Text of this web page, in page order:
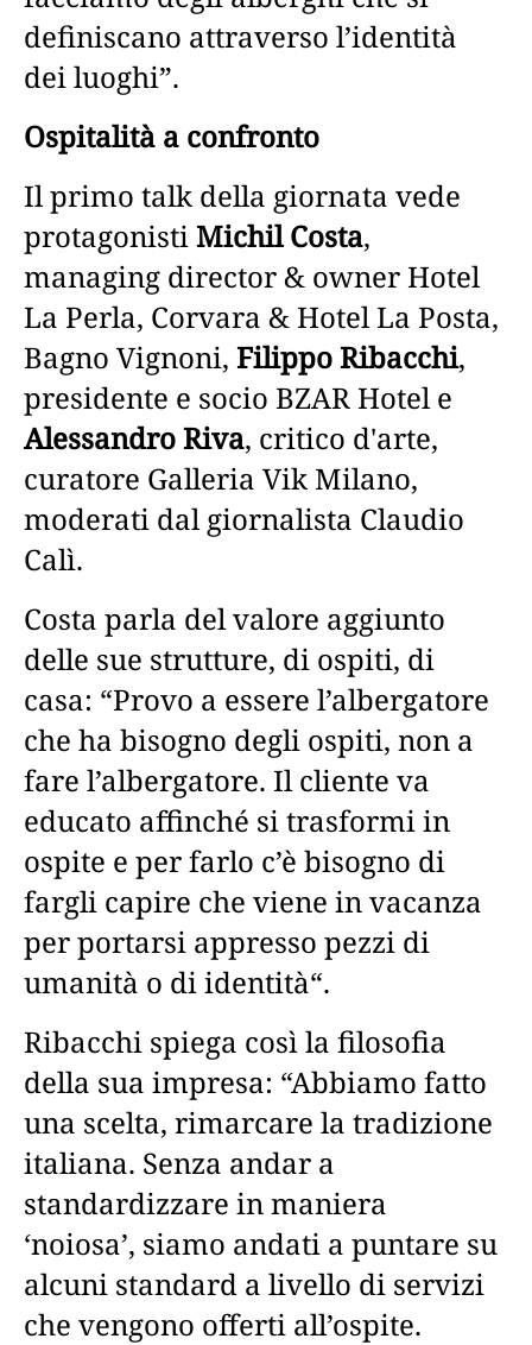
definiscano attraverso l’identità
dei luoghi”.
Ospitalità a confronto
Il primo talk della giornata vede
protagonistiMichil Costa,
managing director & owner Hotel
La Perla, Corvara & Hotel La Posta,
Bagno Vignoni, Filippo Ribacchi,
presidente e socio BZAR Hotel e
Alessandro Riva, critico d'arte,
curatore Galleria Vik Milano,
moderati dal giornalista Claudio
Calì.
Costa parla del valore aggiunto
delle sue strutture, di ospiti, di
casa: “Provo a essere l’albergatore
che ha bisogno degli ospiti, non a
fare l’albergatore. Il cliente va
educato affinché si trasformi in
ospite e per farlo c’è bisogno di
fargli capire che viene in vacanza
per portarsi appresso pezzi di
umanità o di identità“.
Ribacchi spiega così la filosofia
della sua impresa: “Abbiamo fatto
una scelta, rimarcare la tradizione
italiana. Senza andar a
standardizzare in maniera
‘noiosa’, siamo andati a puntare su
alcuni standard a livello di servizi
che vengono offerti all’ospite.